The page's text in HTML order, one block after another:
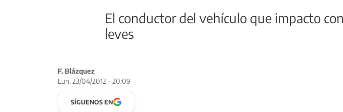
El conductor del vehículo que impacto
leves
F. Blázquez
Lun, 23/04/2012 - 20:09
SÍGUENOS EN